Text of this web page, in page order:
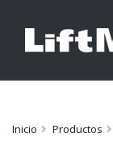
Inicio Productos